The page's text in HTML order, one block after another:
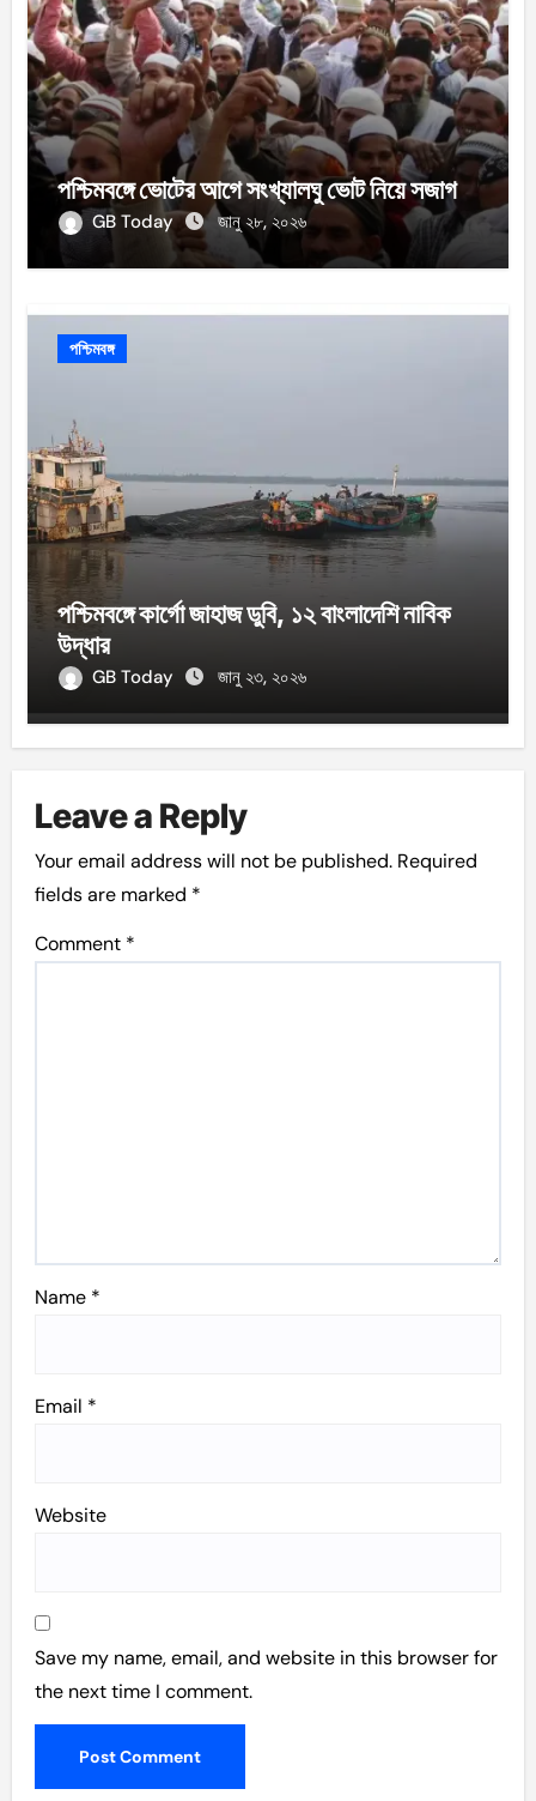
পশ্চিমবঙ্গে ভোটের আগে সংখ্যালঘু ভোট নিয়ে সজাগ
GB Today জানু ২৮, ২০২৬
পশ্চিমবঙ্গ
পশ্চিমবঙ্গে কার্গো জাহাজ ডুবি, ১২ বাংলাদেশি নাবিক
উদ্ধার
GB Today জানু ২৩, ২০২৬
Leave a Reply
Your email address will not be published. Required
fields are marked *
Comment *
Name *
Email *
Website
Save my name, email, and website in this browser for
the next time I comment.